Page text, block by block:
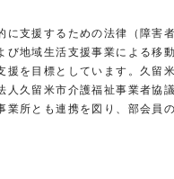
に支援するための法律（障害
び地域生活支援事業による移
援を目標としています。久留
人久留米市介護福祉事業者協
業所とも連携を図り、部会員